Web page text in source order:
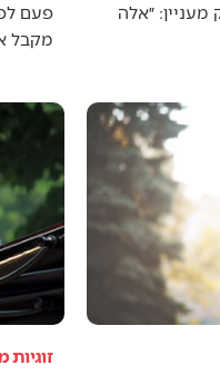
״אלה
פעם
מקבל
זוגיות